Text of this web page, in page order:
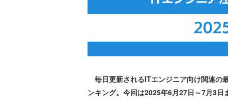
毎日更新されるITエンジニア向け関連の
ンキング。今回は2025年6月27日～7月3